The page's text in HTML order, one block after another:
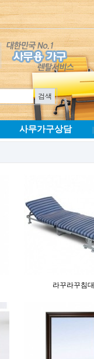
사무가구상담
라꾸라꾸침대